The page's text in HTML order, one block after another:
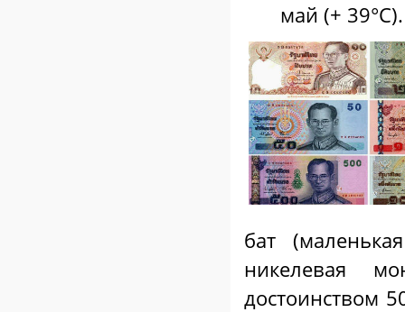
май (+ 39°С).
бат
никелевая
достоинством